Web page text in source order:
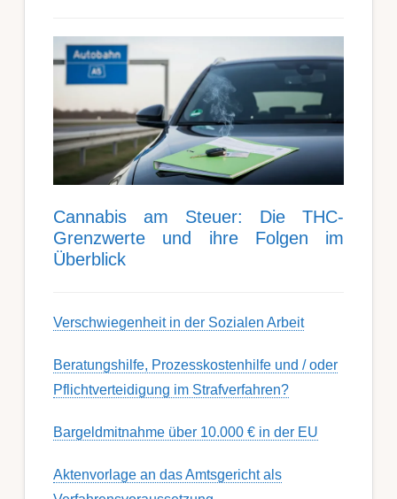
Can­nabis am Steu­er: Die THC-
Grenz­werte und ihre Folgen im
Über­blick
Ver­schwieg­en­heit in der Soz­ial­en Ar­beit
Berat­ungs­hil­fe, Pro­zess­kost­en­hilfe und / oder
Pflicht­ver­teidig­ung im Strafverfahren?
Bargeldmitnahme über 10.000 € in der EU
Aktenvorlage an das Amtsgericht als